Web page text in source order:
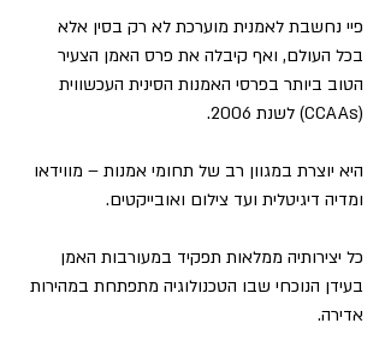
פיי נחשבת לאמנית מוערכת לא רק בסין אלא
בכל העולם, ואף קיבלה את פרס האמן הצעיר
הטוב ביותר בפרסי האמנות הסינית העכשווית
(CCAAs) לשנת 2006.
היא יוצרת במגוון רב של תחומי אמנות – מווידאו
ומדיה דיגיטלית ועד צילום ואובייקטים.
כל יצירותיה ממלאות תפקיד במעורבות האמן
בעידן הנוכחי שבו הטכנולוגיה מתפתחת במהירות
אדירה.